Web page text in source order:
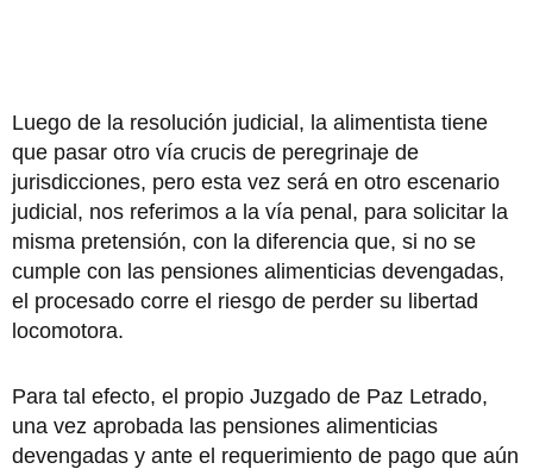
Luego de la resolución judicial, la alimentista tiene
que pasar otro vía crucis de peregrinaje de
jurisdicciones, pero esta vez será en otro escenario
judicial, nos referimos a la vía penal, para solicitar la
misma pretensión, con la diferencia que, si no se
cumple con las pensiones alimenticias devengadas,
el procesado corre el riesgo de perder su libertad
locomotora.
Para tal efecto, el propio Juzgado de Paz Letrado,
una vez aprobada las pensiones alimenticias
devengadas y ante el requerimiento de pago que aún